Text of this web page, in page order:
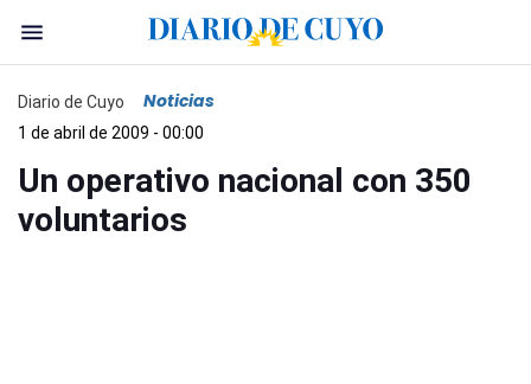
Diario de Cuyo Noticias
1 de abril de 2009 - 00:00
Un operativo nacional con 350
voluntarios